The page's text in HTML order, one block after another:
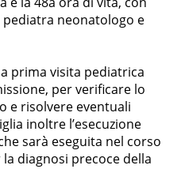
neonatologo e
prima visita pediatrica
per verificare lo
e risolvere eventuali
inoltre l’esecuzione
sarà eseguita nel corso
diagnosi precoce della